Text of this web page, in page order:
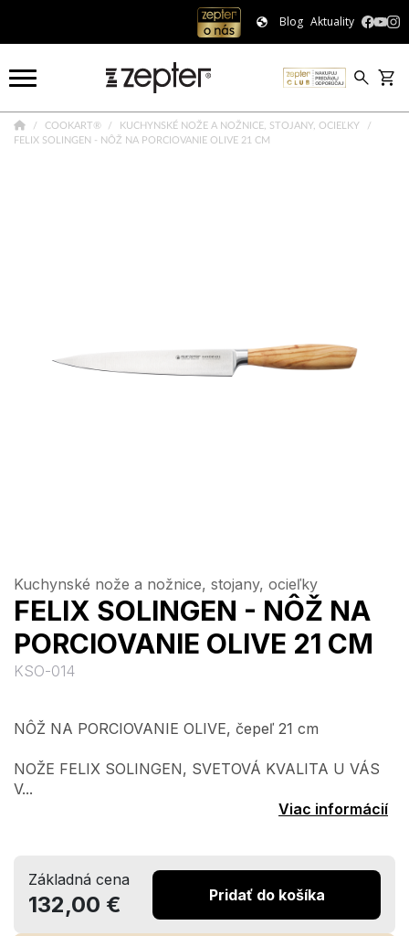
Blog Aktuality
COOKART®
KUCHYNSKÉ NOŽE A NOŽNICE, STOJANY, OCIEĽKY
FELIX SOLINGEN - NÔŽ NA PORCIOVANIE OLIVE 21 CM
Kuchynské nože a nožnice, stojany, ocieľky
FELIX SOLINGEN - NÔŽ NA
PORCIOVANIE OLIVE 21 CM
KSO-014
NÔŽ NA PORCIOVANIE OLIVE, čepeľ 21 cm
NOŽE FELIX SOLINGEN, SVETOVÁ KVALITA U VÁS
V...
Viac informácií
Základná cena
132,00 € Pridať do košíka